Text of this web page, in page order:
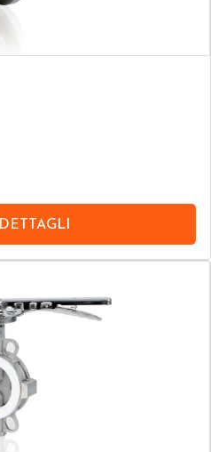
DETTAGLI